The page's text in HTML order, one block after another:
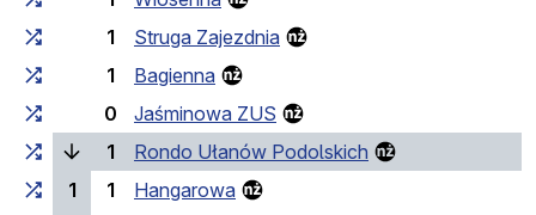
1
Struga Zajezdnia
1
Bagienna
0
Jaśminowa ZUS
1
Rondo Ułanów Podolskich
1
1
Hangarowa